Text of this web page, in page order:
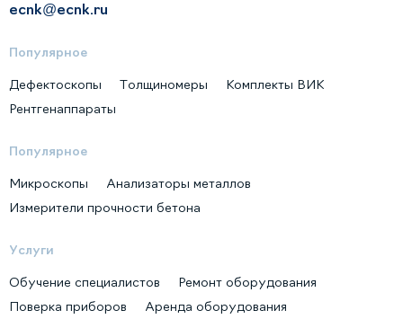
ecnk@ecnk.ru
Популярное
Дефектоскопы Толщиномеры
Комплекты ВИК
Рентгенаппараты
Популярное
Микроскопы
Анализаторы металлов
Измерители прочности бетона
Услуги
Обучение специалистов
Ремонт оборудования
Поверка приборов
Аренда оборудования